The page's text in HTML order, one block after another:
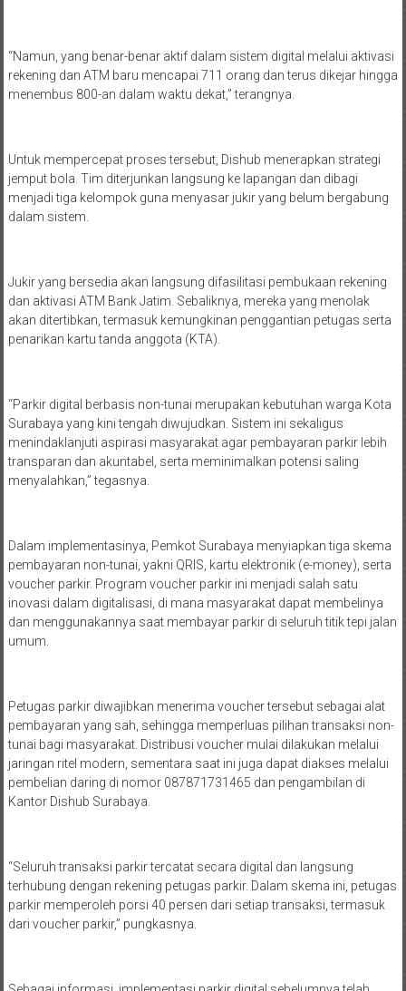
“Namun, yang benar-benar aktif dalam sistem digital melalui aktivasi
rekening dan ATM baru mencapai 711 orang dan terus dikejar hingga
menembus 800-an dalam waktu dekat,” terangnya.
Untuk mempercepat proses tersebut, Dishub menerapkan strategi
jemput bola. Tim diterjunkan langsung ke lapangan dan dibagi
menjadi tiga kelompok guna menyasar jukir yang belum bergabung
dalam sistem.
Jukir yang bersedia akan langsung difasilitasi pembukaan rekening
dan aktivasi ATM Bank Jatim. Sebaliknya, mereka yang menolak
akan ditertibkan, termasuk kemungkinan penggantian petugas serta
penarikan kartu tanda anggota (KTA).
“Parkir digital berbasis non-tunai merupakan kebutuhan warga Kota
Surabaya yang kini tengah diwujudkan. Sistem ini sekaligus
menindaklanjuti aspirasi masyarakat agar pembayaran parkir lebih
transparan dan akuntabel, serta meminimalkan potensi saling
menyalahkan,” tegasnya.
Dalam implementasinya, Pemkot Surabaya menyiapkan tiga skema
pembayaran non-tunai, yakni QRIS, kartu elektronik (e-money), serta
voucher parkir. Program voucher parkir ini menjadi salah satu
inovasi dalam digitalisasi, di mana masyarakat dapat membelinya
dan menggunakannya saat membayar parkir di seluruh titik tepi jalan
umum.
Petugas parkir diwajibkan menerima voucher tersebut sebagai alat
pembayaran yang sah, sehingga memperluas pilihan transaksi non-
tunai bagi masyarakat. Distribusi voucher mulai dilakukan melalui
jaringan ritel modern, sementara saat ini juga dapat diakses melalui
pembelian daring di nomor 087871731465 dan pengambilan di
Kantor Dishub Surabaya.
“Seluruh transaksi parkir tercatat secara digital dan langsung
terhubung dengan rekening petugas parkir. Dalam skema ini, petugas
parkir memperoleh porsi 40 persen dari setiap transaksi, termasuk
dari voucher parkir,” pungkasnya.